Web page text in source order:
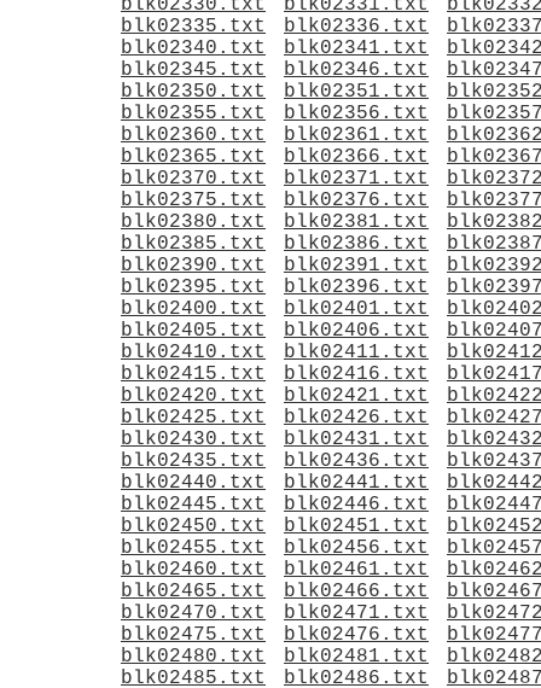
blk02330.txt
blk02331.txt
blk02335.txt
blk02336.txt
blk02340.txt
blk02341.txt
blk02345.txt
blk02346.txt
blk02350.txt
blk02351.txt
blk02355.txt
blk02356.txt
blk02360.txt
blk02361.txt
blk02365.txt
blk02366.txt
blk02370.txt
blk02371.txt
blk02375.txt
blk02376.txt
blk02380.txt
blk02381.txt
blk02385.txt
blk02386.txt
blk02390.txt
blk02391.txt
blk02395.txt
blk02396.txt
blk02400.txt
blk02401.txt
blk02405.txt
blk02406.txt
blk02410.txt
blk02411.txt
blk02415.txt
blk02416.txt
blk02420.txt
blk02421.txt
blk02425.txt
blk02426.txt
blk02430.txt
blk02431.txt
blk02435.txt
blk02436.txt
blk02440.txt
blk02441.txt
blk02445.txt
blk02446.txt
blk02450.txt
blk02451.txt
blk02455.txt
blk02456.txt
blk02460.txt
blk02461.txt
blk02465.txt
blk02466.txt
blk02470.txt
blk02471.txt
blk02475.txt
blk02476.txt
blk02480.txt
blk02481.txt
blk02485.txt
blk02486.txt